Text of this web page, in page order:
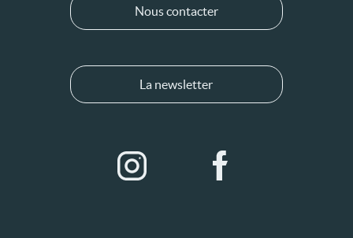
Nous contacter
La newsletter